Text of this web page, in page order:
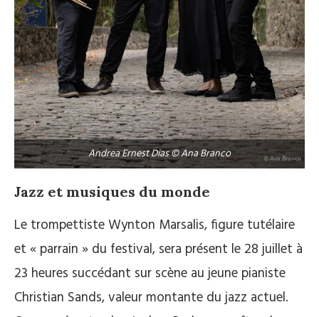
Andrea Ernest Dias © Ana Branco
Jazz et musiques du monde
Le trompettiste Wynton Marsalis, figure tutélaire
et « parrain » du festival, sera présent le 28 juillet à
23 heures succédant sur scène au jeune pianiste
Christian Sands, valeur montante du jazz actuel.